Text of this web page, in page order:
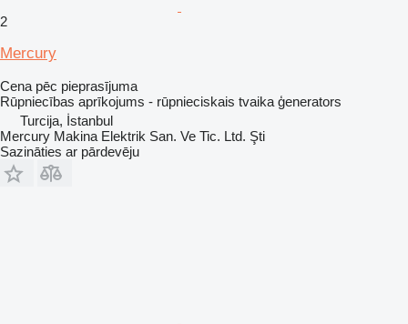
2
Mercury
Cena pēc pieprasījuma
Rūpniecības aprīkojums - rūpnieciskais tvaika ģenerators
Turcija, İstanbul
Mercury Makina Elektrik San. Ve Tic. Ltd. Şti
Sazināties ar pārdevēju